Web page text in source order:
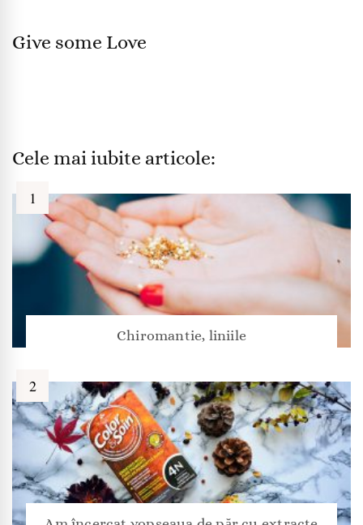
Give some Love
Cele mai iubite articole:
Chiromantie, liniile